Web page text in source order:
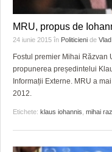
HARTA TIMIŞOAREI
LICEE, ŞCOLI ŞI
SFATUL MEDICULUI
MRU, propus de
24 iunie 2015 în Politicieni de
Fostul premier Mihai Răzvan
propunerea președintelui
Informații Externe. MRU a
2012.
Etichete: klaus iohannis mihai